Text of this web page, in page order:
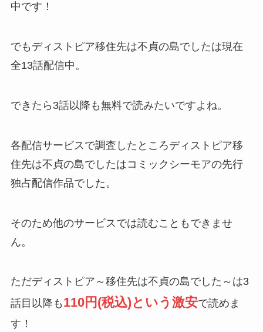
中です！
でもディストピア移住先は不貞の島でしたは現在
全13話配信中。
できたら3話以降も無料で読みたいですよね。
各配信サービスで調査したところディストピア移
住先は不貞の島でしたはコミックシーモアの先行
独占配信作品でした。
そのため他のサービスでは読むこともできませ
ん。
ただディストピア～移住先は不貞の島でした～は3
話目以降も 110円(税込)という激安で読めま
す！